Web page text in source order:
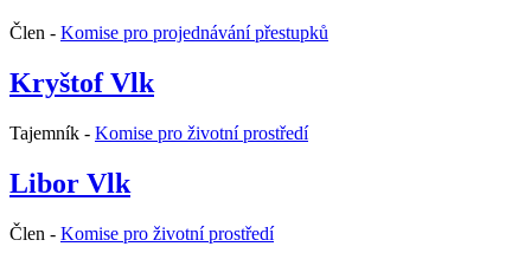
Člen - Komise pro projednávání přestupků
Kryštof Vlk
Tajemník - Komise pro životní prostředí
Libor Vlk
Člen - Komise pro životní prostředí